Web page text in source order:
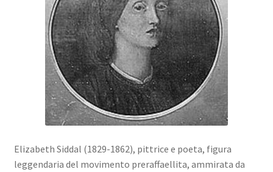
Elizabeth Siddal (1829-1862), pittrice e poeta, figura
leggendaria del movimento preraffaellita, ammirata da